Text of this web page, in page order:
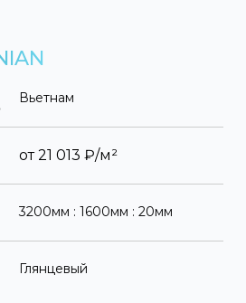
Вьетнам
от21 013 ₽/м²
3200мм : 1600мм : 20мм
Глянцевый